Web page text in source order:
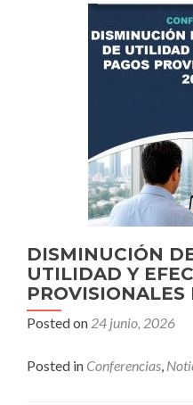
DISMINUCIÓN
UTILIDAD Y
PROVISIONALES
Posted on 24 junio, 2026
Posted in Conferencias,